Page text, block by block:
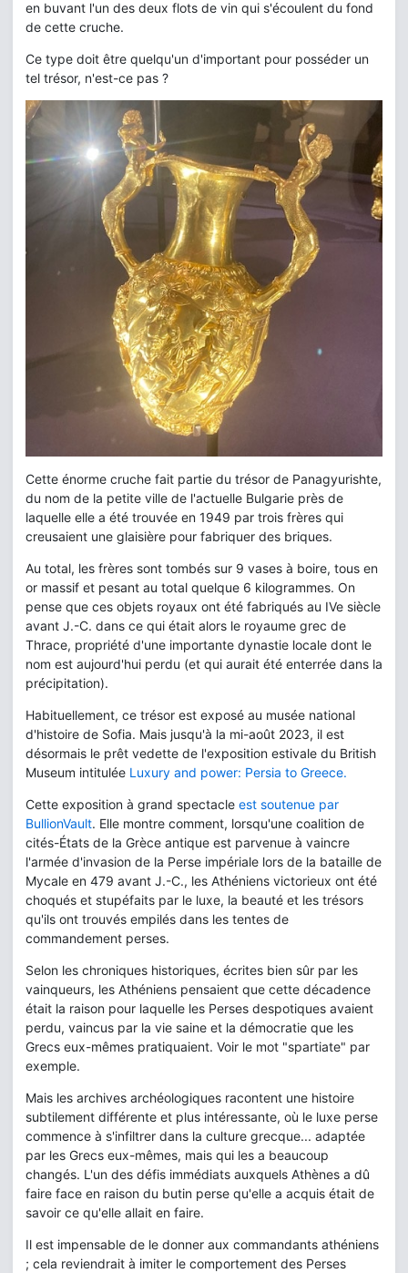
en buvant l'un des deux flots de vin qui s'écoulent du fond
de cette cruche.
Ce type doit être quelqu'un d'important pour posséder un
tel trésor, n'est-ce pas ?
Cette énorme cruche fait partie du trésor de Panagyurishte,
du nom de la petite ville de l'actuelle Bulgarie près de
laquelle elle a été trouvée en 1949 par trois frères qui
creusaient une glaisière pour fabriquer des briques.
Au total, les frères sont tombés sur 9 vases à boire, tous en
or massif et pesant au total quelque 6 kilogrammes. On
pense que ces objets royaux ont été fabriqués au IVe siècle
avant J.-C. dans ce qui était alors le royaume grec de
Thrace, propriété d'une importante dynastie locale dont le
nom est aujourd'hui perdu (et qui aurait été enterrée dans la
précipitation).
Habituellement, ce trésor est exposé au musée national
d'histoire de Sofia. Mais jusqu'à la mi-août 2023, il est
désormais le prêt vedette de l'exposition estivale du British
Museum intitulée Luxury and power: Persia to Greece.
Cette exposition à grand spectacle est soutenue par
BullionVault. Elle montre comment, lorsqu'une coalition de
cités-États de la Grèce antique est parvenue à vaincre
l'armée d'invasion de la Perse impériale lors de la bataille de
Mycale en 479 avant J.-C., les Athéniens victorieux ont été
choqués et stupéfaits par le luxe, la beauté et les trésors
qu'ils ont trouvés empilés dans les tentes de
commandement perses.
Selon les chroniques historiques, écrites bien sûr par les
vainqueurs, les Athéniens pensaient que cette décadence
était la raison pour laquelle les Perses despotiques avaient
perdu, vaincus par la vie saine et la démocratie que les
Grecs eux-mêmes pratiquaient. Voir le mot "spartiate" par
exemple.
Mais les archives archéologiques racontent une histoire
subtilement différente et plus intéressante, où le luxe perse
commence à s'infiltrer dans la culture grecque... adaptée
par les Grecs eux-mêmes, mais qui les a beaucoup
changés. L'un des défis immédiats auxquels Athènes a dû
faire face en raison du butin perse qu'elle a acquis était de
savoir ce qu'elle allait en faire.
Il est impensable de le donner aux commandants athéniens
; cela reviendrait à imiter le comportement des Perses